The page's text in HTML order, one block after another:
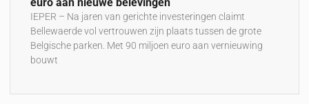
IEPER – Na jaren van gerichte investeringen claimt
Bellewaerde vol vertrouwen zijn plaats tussen de grote
Belgische parken. Met 90 miljoen euro aan vernieuwing
bouwt